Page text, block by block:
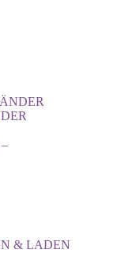
& LADEN